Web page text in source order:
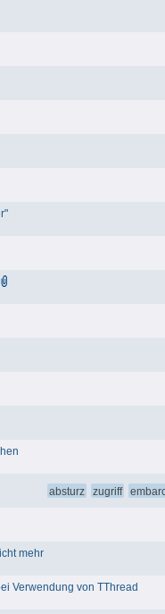
absturz zugriff
mehr
Verwendung von TThread